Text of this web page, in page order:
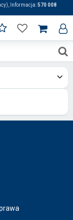
Informacja:570 008